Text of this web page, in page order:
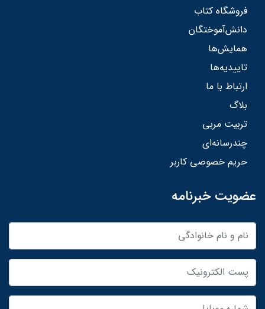
فروشگاه کتاب
دانش‌آموختگان
همایش‌ها
تاییدیه‌ها
ارتباط با ما
بلاگ
تربیت مربی
چندرسانه‌ای
حریم خصوصی کاربر
عضویت خبرنامه